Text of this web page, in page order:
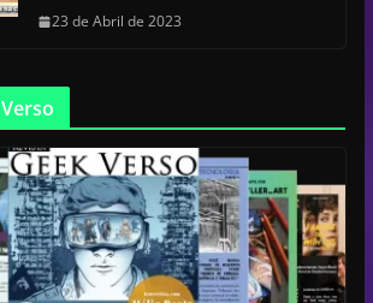
23 de Abril de 2023